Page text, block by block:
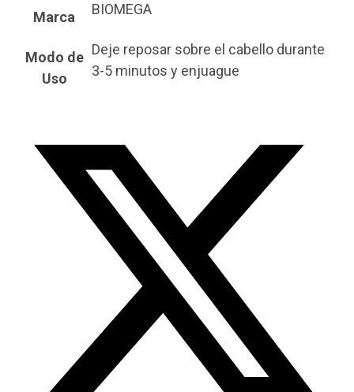
Marca BIOMEGA
Modo de
Uso
Deje reposar sobre el cabello durante
3-5 minutos y enjuague